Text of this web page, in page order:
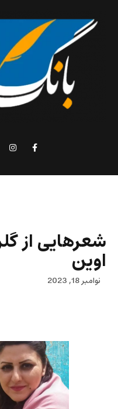
شعرهایی از
اوین
نوامبر 18, 2023